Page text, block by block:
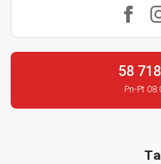
58
Pn-Pt